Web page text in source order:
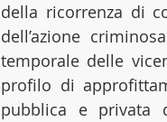
della ricorrenza di
dell’azione
temporale delle
profilo di
pubblica e privata